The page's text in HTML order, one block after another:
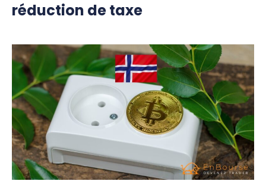
réduction de taxe